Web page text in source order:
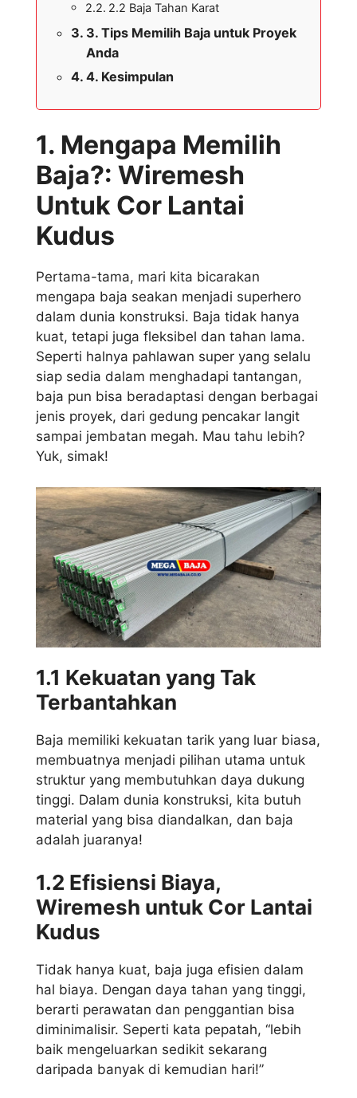
2.2 Baja Tahan Karat
3. Tips Memilih Baja untuk Proyek
Anda
4. Kesimpulan
1. Mengapa Memilih
Baja?: Wiremesh
Untuk Cor Lantai
Kudus
Pertama-tama, mari kita bicarakan
mengapa baja seakan menjadi superhero
dalam dunia konstruksi. Baja tidak hanya
kuat, tetapi juga fleksibel dan tahan lama.
Seperti halnya pahlawan super yang selalu
siap sedia dalam menghadapi tantangan,
baja pun bisa beradaptasi dengan berbagai
jenis proyek, dari gedung pencakar langit
sampai jembatan megah. Mau tahu lebih?
Yuk, simak!
1.1 Kekuatan yang Tak
Terbantahkan
Baja memiliki kekuatan tarik yang luar biasa,
membuatnya menjadi pilihan utama untuk
struktur yang membutuhkan daya dukung
tinggi. Dalam dunia konstruksi, kita butuh
material yang bisa diandalkan, dan baja
adalah juaranya!
1.2 Efisiensi Biaya,
Wiremesh untuk Cor Lantai
Kudus
Tidak hanya kuat, baja juga efisien dalam
hal biaya. Dengan daya tahan yang tinggi,
berarti perawatan dan penggantian bisa
diminimalisir. Seperti kata pepatah, “lebih
baik mengeluarkan sedikit sekarang
daripada banyak di kemudian hari!”